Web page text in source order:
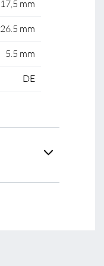
17,5 mm
26.5 mm
5.5 mm
DE